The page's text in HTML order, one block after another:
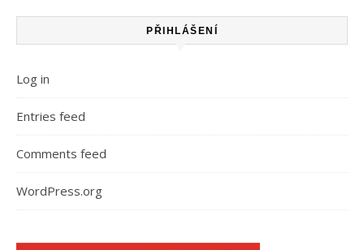
PŘIHLÁŠENÍ
Log in
Entries feed
Comments feed
WordPress.org